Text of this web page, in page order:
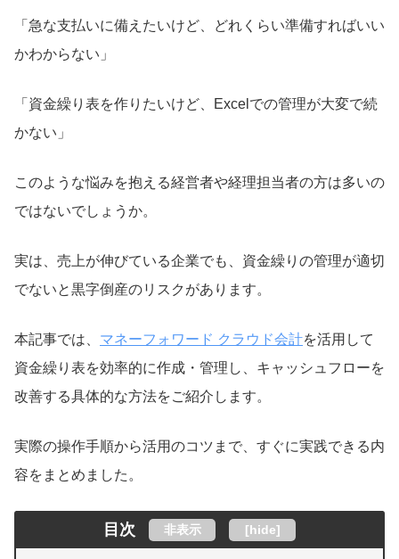
「急な支払いに備えたいけど、どれくらい準備すればいい
かわからない」
「資金繰り表を作りたいけど、Excelでの管理が大変で続
かない」
このような悩みを抱える経営者や経理担当者の方は多いの
ではないでしょうか。
実は、売上が伸びている企業でも、資金繰りの管理が適切
でないと黒字倒産のリスクがあります。
本記事では、 マネーフォワード クラウド会計を活用して
資金繰り表を効率的に作成・管理し、キャッシュフローを
改善する具体的な方法をご紹介します。
実際の操作手順から活用のコツまで、すぐに実践できる内
容をまとめました。
目次 非表示 [hide]